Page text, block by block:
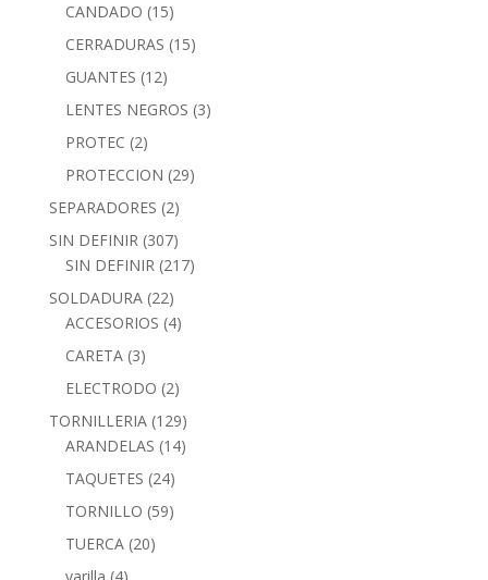
CANDADO (15)
CERRADURAS (15)
GUANTES (12)
LENTES NEGROS (3)
PROTEC (2)
PROTECCION (29)
SEPARADORES (2)
SIN DEFINIR (307)
SIN DEFINIR (217)
SOLDADURA (22)
ACCESORIOS (4)
CARETA (3)
ELECTRODO (2)
TORNILLERIA (129)
ARANDELAS (14)
TAQUETES (24)
TORNILLO (59)
TUERCA (20)